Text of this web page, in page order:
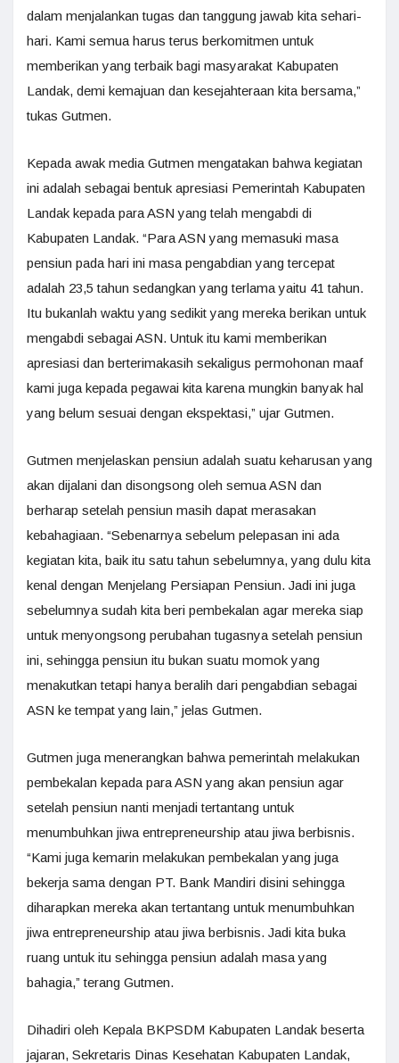
dalam menjalankan tugas dan tanggung jawab kita sehari-
hari. Kami semua harus terus berkomitmen untuk
memberikan yang terbaik bagi masyarakat Kabupaten
Landak, demi kemajuan dan kesejahteraan kita bersama,”
tukas Gutmen.
Kepada awak media Gutmen mengatakan bahwa kegiatan
ini adalah sebagai bentuk apresiasi Pemerintah Kabupaten
Landak kepada para ASN yang telah mengabdi di
Kabupaten Landak. “Para ASN yang memasuki masa
pensiun pada hari ini masa pengabdian yang tercepat
adalah 23,5 tahun sedangkan yang terlama yaitu 41 tahun.
Itu bukanlah waktu yang sedikit yang mereka berikan untuk
mengabdi sebagai ASN. Untuk itu kami memberikan
apresiasi dan berterimakasih sekaligus permohonan maaf
kami juga kepada pegawai kita karena mungkin banyak hal
yang belum sesuai dengan ekspektasi,” ujar Gutmen.
Gutmen menjelaskan pensiun adalah suatu keharusan yang
akan dijalani dan disongsong oleh semua ASN dan
berharap setelah pensiun masih dapat merasakan
kebahagiaan. “Sebenarnya sebelum pelepasan ini ada
kegiatan kita, baik itu satu tahun sebelumnya, yang dulu kita
kenal dengan Menjelang Persiapan Pensiun. Jadi ini juga
sebelumnya sudah kita beri pembekalan agar mereka siap
untuk menyongsong perubahan tugasnya setelah pensiun
ini, sehingga pensiun itu bukan suatu momok yang
menakutkan tetapi hanya beralih dari pengabdian sebagai
ASN ke tempat yang lain,” jelas Gutmen.
Gutmen juga menerangkan bahwa pemerintah melakukan
pembekalan kepada para ASN yang akan pensiun agar
setelah pensiun nanti menjadi tertantang untuk
menumbuhkan jiwa entrepreneurship atau jiwa berbisnis.
“Kami juga kemarin melakukan pembekalan yang juga
bekerja sama dengan PT. Bank Mandiri disini sehingga
diharapkan mereka akan tertantang untuk menumbuhkan
jiwa entrepreneurship atau jiwa berbisnis. Jadi kita buka
ruang untuk itu sehingga pensiun adalah masa yang
bahagia,” terang Gutmen.
Dihadiri oleh Kepala BKPSDM Kabupaten Landak beserta
jajaran, Sekretaris Dinas Kesehatan Kabupaten Landak,